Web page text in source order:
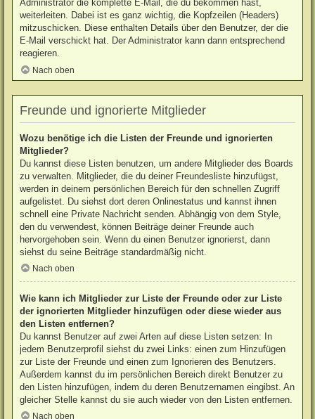
Administrator die komplette E-Mail, die du bekommen hast,
weiterleiten. Dabei ist es ganz wichtig, die Kopfzeilen (Headers)
mitzuschicken. Diese enthalten Details über den Benutzer, der die
E-Mail verschickt hat. Der Administrator kann dann entsprechend
reagieren.
Nach oben
Freunde und ignorierte Mitglieder
Wozu benötige ich die Listen der Freunde und ignorierten
Mitglieder?
Du kannst diese Listen benutzen, um andere Mitglieder des Boards
zu verwalten. Mitglieder, die du deiner Freundesliste hinzufügst,
werden in deinem persönlichen Bereich für den schnellen Zugriff
aufgelistet. Du siehst dort deren Onlinestatus und kannst ihnen
schnell eine Private Nachricht senden. Abhängig von dem Style,
den du verwendest, können Beiträge deiner Freunde auch
hervorgehoben sein. Wenn du einen Benutzer ignorierst, dann
siehst du seine Beiträge standardmäßig nicht.
Nach oben
Wie kann ich Mitglieder zur Liste der Freunde oder zur Liste
der ignorierten Mitglieder hinzufügen oder diese wieder aus
den Listen entfernen?
Du kannst Benutzer auf zwei Arten auf diese Listen setzen: In
jedem Benutzerprofil siehst du zwei Links: einen zum Hinzufügen
zur Liste der Freunde und einen zum Ignorieren des Benutzers.
Außerdem kannst du im persönlichen Bereich direkt Benutzer zu
den Listen hinzufügen, indem du deren Benutzernamen eingibst. An
gleicher Stelle kannst du sie auch wieder von den Listen entfernen.
Nach oben